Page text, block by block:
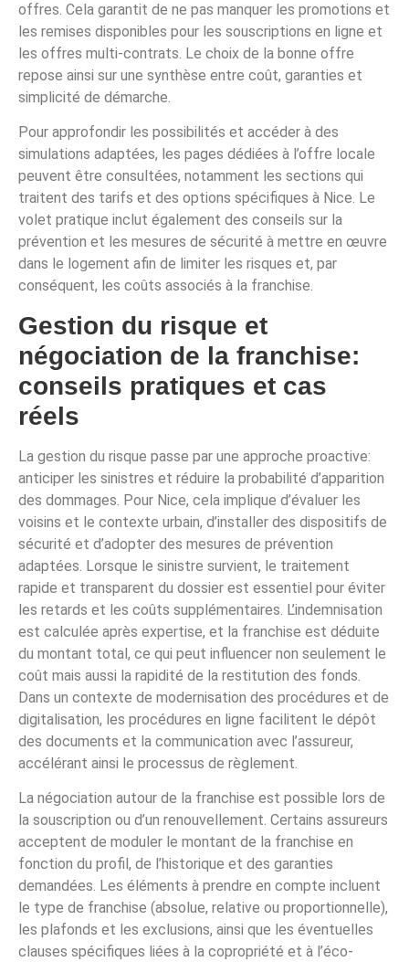
offres. Cela garantit de ne pas manquer les promotions et
les remises disponibles pour les souscriptions en ligne et
les offres multi-contrats. Le choix de la bonne offre
repose ainsi sur une synthèse entre coût, garanties et
simplicité de démarche.
Pour approfondir les possibilités et accéder à des
simulations adaptées, les pages dédiées à l’offre locale
peuvent être consultées, notamment les sections qui
traitent des tarifs et des options spécifiques à Nice. Le
volet pratique inclut également des conseils sur la
prévention et les mesures de sécurité à mettre en œuvre
dans le logement afin de limiter les risques et, par
conséquent, les coûts associés à la franchise.
Gestion du risque et
négociation de la franchise:
conseils pratiques et cas
réels
La gestion du risque passe par une approche proactive:
anticiper les sinistres et réduire la probabilité d’apparition
des dommages. Pour Nice, cela implique d’évaluer les
voisins et le contexte urbain, d’installer des dispositifs de
sécurité et d’adopter des mesures de prévention
adaptées. Lorsque le sinistre survient, le traitement
rapide et transparent du dossier est essentiel pour éviter
les retards et les coûts supplémentaires. L’indemnisation
est calculée après expertise, et la franchise est déduite
du montant total, ce qui peut influencer non seulement le
coût mais aussi la rapidité de la restitution des fonds.
Dans un contexte de modernisation des procédures et de
digitalisation, les procédures en ligne facilitent le dépôt
des documents et la communication avec l’assureur,
accélérant ainsi le processus de règlement.
La négociation autour de la franchise est possible lors de
la souscription ou d’un renouvellement. Certains assureurs
acceptent de moduler le montant de la franchise en
fonction du profil, de l’historique et des garanties
demandées. Les éléments à prendre en compte incluent
le type de franchise (absolue, relative ou proportionnelle),
les plafonds et les exclusions, ainsi que les éventuelles
clauses spécifiques liées à la copropriété et à l’éco-